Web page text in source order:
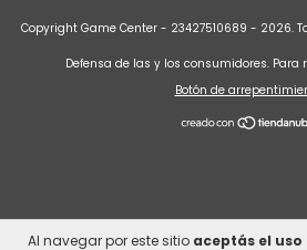
Al navegar por este sitio aceptás el uso
Copyright Game Center - 23427510689 - 2026.
Defensa de las y los consumidores. Para
Botón de